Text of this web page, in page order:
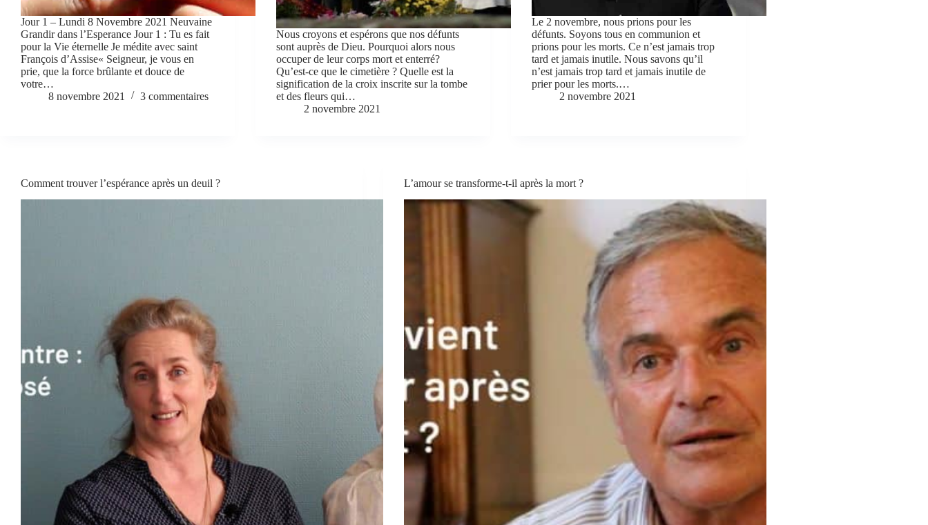
Jour 1 – Lundi 8 Novembre 2021 Neuvaine
Grandir dans l’Esperance Jour 1 : Tu es fait
pour la Vie éternelle Je médite avec saint
François d’Assise« Seigneur, je vous en
prie, que la force brûlante et douce de
votre…
8 novembre 2021
3 commentaires
Nous croyons et espérons que nos défunts
sont auprès de Dieu. Pourquoi alors nous
occuper de leur corps mort et enterré?
Qu’est-ce que le cimetière ? Quelle est la
signification de la croix inscrite sur la tombe
et des fleurs qui…
2 novembre 2021
Le 2 novembre, nous prions pour les
défunts. Soyons tous en communion et
prions pour les morts. Ce n’est jamais trop
tard et jamais inutile. Nous savons qu’il
n’est jamais trop tard et jamais inutile de
prier pour les morts.…
2 novembre 2021
Comment trouver l’espérance après un deuil ? L’amour se transforme-t-il après la mort ?